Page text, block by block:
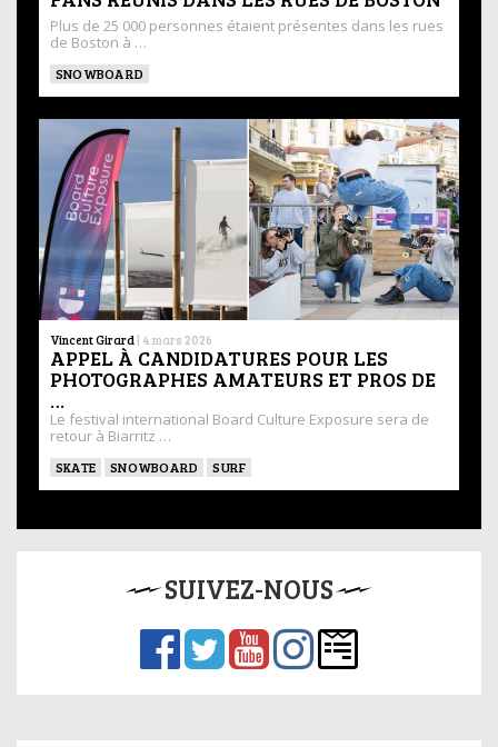
Plus de 25 000 personnes étaient présentes dans les rues
de Boston à …
SNOWBOARD
Vincent Girard | 4 mars 2026
APPEL À CANDIDATURES POUR LES
PHOTOGRAPHES AMATEURS ET PROS DE
…
Le festival international Board Culture Exposure sera de
retour à Biarritz …
SKATE SNOWBOARD SURF
SUIVEZ-NOUS